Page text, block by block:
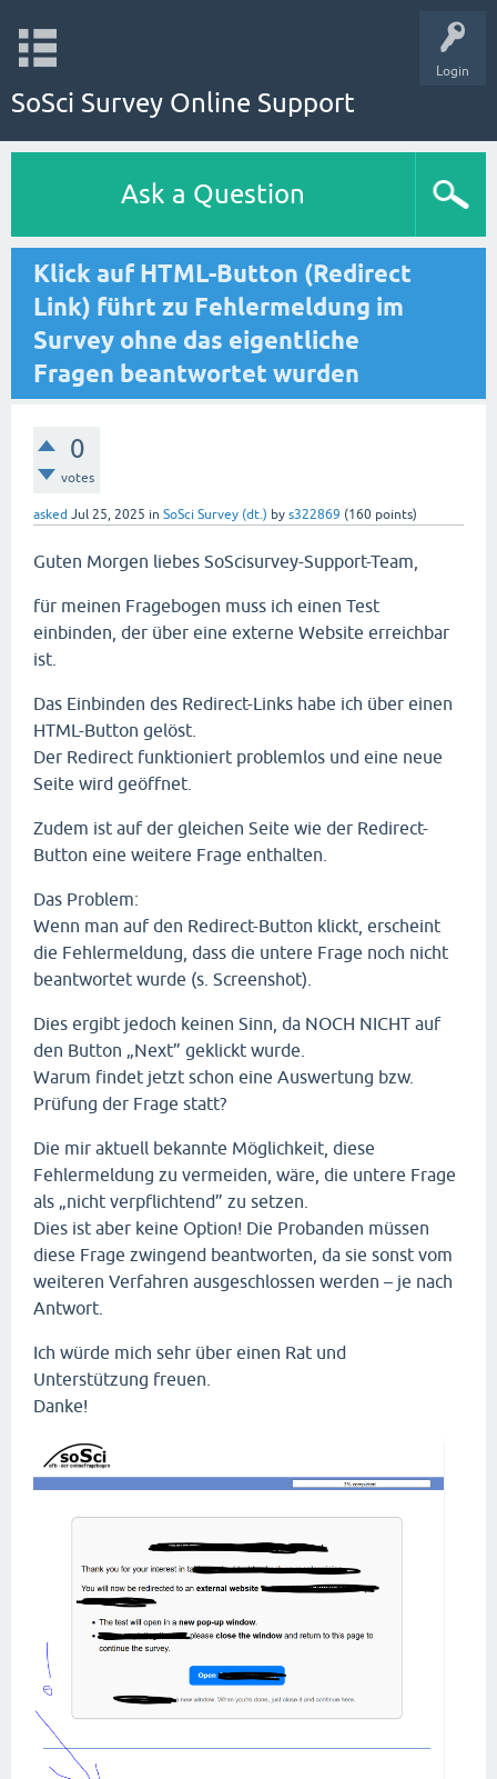
Login
SoSci Survey Online Support
Ask a Question
Klick auf HTML-Button (Redirect
Link) führt zu Fehlermeldung im
Survey ohne das eigentliche
Fragen beantwortet wurden
0
votes
asked Jul 25, 2025 in SoSci Survey (dt.) by s322869 (160 points)
Guten Morgen liebes SoScisurvey-Support-Team,
für meinen Fragebogen muss ich einen Test
einbinden, der über eine externe Website erreichbar
ist.
Das Einbinden des Redirect-Links habe ich über einen
HTML-Button gelöst.
Der Redirect funktioniert problemlos und eine neue
Seite wird geöffnet.
Zudem ist auf der gleichen Seite wie der Redirect-
Button eine weitere Frage enthalten.
Das Problem:
Wenn man auf den Redirect-Button klickt, erscheint
die Fehlermeldung, dass die untere Frage noch nicht
beantwortet wurde (s. Screenshot).
Dies ergibt jedoch keinen Sinn, da NOCH NICHT auf
den Button „Next” geklickt wurde.
Warum findet jetzt schon eine Auswertung bzw.
Prüfung der Frage statt?
Die mir aktuell bekannte Möglichkeit, diese
Fehlermeldung zu vermeiden, wäre, die untere Frage
als „nicht verpflichtend” zu setzen.
Dies ist aber keine Option! Die Probanden müssen
diese Frage zwingend beantworten, da sie sonst vom
weiteren Verfahren ausgeschlossen werden – je nach
Antwort.
Ich würde mich sehr über einen Rat und
Unterstützung freuen.
Danke!